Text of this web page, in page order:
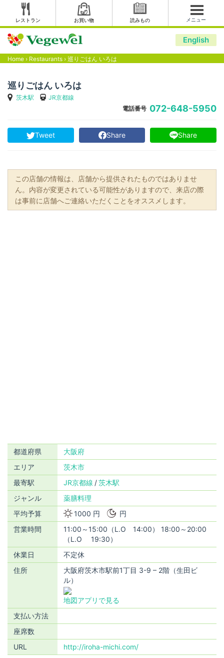
レストラン お買い物 読みもの メニュー
English
Home › Restaurants › 巡りごはん いろは
巡りごはん いろは
茨木駅
JR京都線
電話番号 072-648-5950
Tweet Share Share
この店舗の情報は、店舗から提供されたものではありませ
ん。内容が変更されている可能性がありますので、来店の際
は事前に店舗へご連絡いただくことをオススメします。
都道府県
大阪府
エリア
茨木市
最寄駅
JR京都線
茨木駅
ジャンル
薬膳料理
平均予算
1000 円
円
営業時間
11:00～15:00（L.O 14:00） 18:00～20:00
（L.O 19:30）
休業日
不定休
住所
大阪府茨木市駅前1丁目 3-9 – 2階（生田ビ
ル）
地図アプリで見る
支払い方法
座席数
URL
http://iroha-michi.com/